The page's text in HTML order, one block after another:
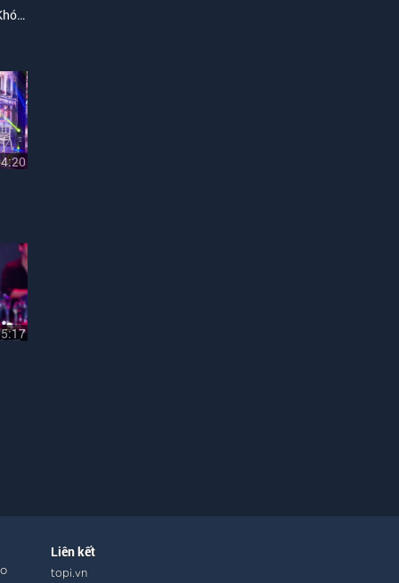
Lời Tình Buồn (Liveshow Khóc Mộng Thiên Đường)
Liên kết
topi.vn